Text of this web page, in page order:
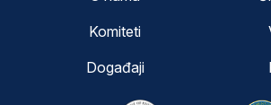
Komiteti
Događaji